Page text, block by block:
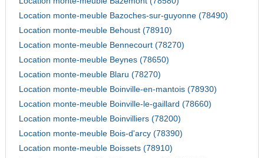
Location monte-meuble Bazoches-sur-guyonne (78490)
Location monte-meuble Behoust (78910)
Location monte-meuble Bennecourt (78270)
Location monte-meuble Beynes (78650)
Location monte-meuble Blaru (78270)
Location monte-meuble Boinville-en-mantois (78930)
Location monte-meuble Boinville-le-gaillard (78660)
Location monte-meuble Boinvilliers (78200)
Location monte-meuble Bois-d'arcy (78390)
Location monte-meuble Boissets (78910)